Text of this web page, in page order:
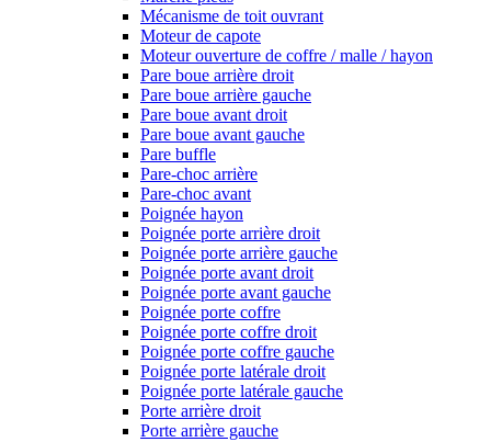
Mécanisme de toit ouvrant
Moteur de capote
Moteur ouverture de coffre / malle / hayon
Pare boue arrière droit
Pare boue arrière gauche
Pare boue avant droit
Pare boue avant gauche
Pare buffle
Pare-choc arrière
Pare-choc avant
Poignée hayon
Poignée porte arrière droit
Poignée porte arrière gauche
Poignée porte avant droit
Poignée porte avant gauche
Poignée porte coffre
Poignée porte coffre droit
Poignée porte coffre gauche
Poignée porte latérale droit
Poignée porte latérale gauche
Porte arrière droit
Porte arrière gauche